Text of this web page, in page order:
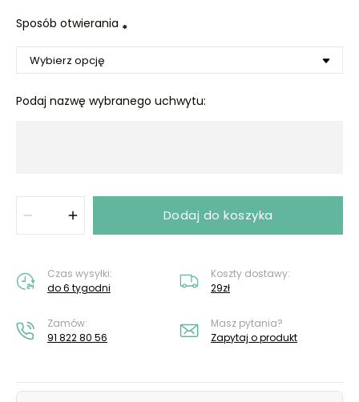
Sposób otwierania *
Podaj nazwę wybranego uchwytu:
Dodaj do koszyka
Czas wysyłki:
do 6 tygodni
Koszty dostawy:
29zł
Zamów:
91 822 80 56
Masz pytania?
Zapytaj o produkt